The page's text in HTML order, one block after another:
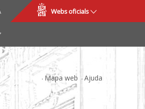
Webs oficials
Mapa web Ajuda